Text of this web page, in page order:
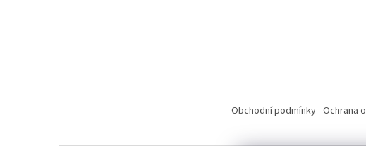
Obchodní podmínky Ochrana